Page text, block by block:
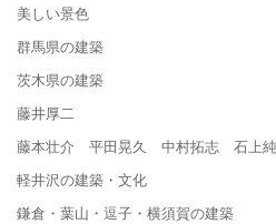
美しい景色
群馬県の建築
茨木県の建築
藤井厚二
藤本壮介 平田晃久 中村拓志 石上
軽井沢の建築・文化
鎌倉・葉山・逗子・横須賀の建築